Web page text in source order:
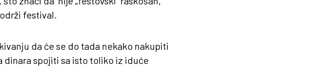
festival.
da će se do tada nekako nakupiti
dinara spojiti sa isto toliko iz iduće